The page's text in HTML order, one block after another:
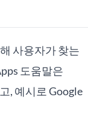
사용자가 찾는
도움말은
, 예시로 Google